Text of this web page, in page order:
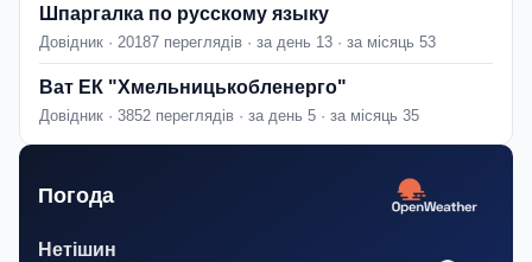
Шпаргалка по русскому языку
Довідник · 20187 переглядів · за день 13 · за місяць 53
Ват ЕК "Хмельницькобленерго"
Довідник · 3852 переглядів · за день 5 · за місяць 35
Погода
Нетішин